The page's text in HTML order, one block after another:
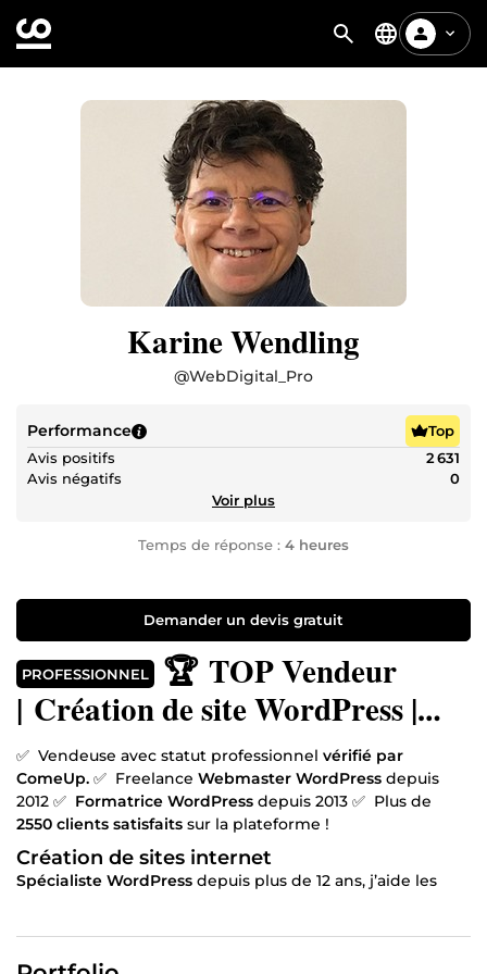
Karine Wendling
@WebDigital_Pro
Performance
Top
Avis positifs
2 631
Avis négatifs
0
Voir plus
Temps de réponse : 4 heures
Demander un devis gratuit
PROFESSIONNEL
🏆 TOP Vendeur
| Création de site WordPress |
Formation WordPress | Expert
WordPress
✅ Vendeuse avec statut professionnel vérifié par
ComeUp. ✅ Freelance Webmaster WordPress depuis
2012 ✅ Formatrice WordPress depuis 2013 ✅ Plus de
2550 clients satisfaits sur la plateforme !
Création de sites internet
Spécialiste WordPress depuis plus de 12 ans, j’aide les